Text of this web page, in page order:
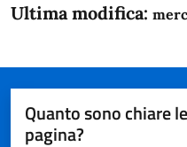
Ultima modifica:
Quanto sono chiare
pagina?